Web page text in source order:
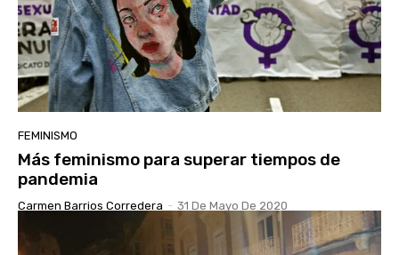
FEMINISMO
Más feminismo para superar tiempos de
pandemia
Carmen Barrios Corredera - 31 De Mayo De 2020